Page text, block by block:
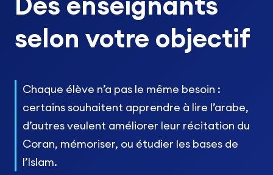
selon votre objectif
Chaque élève n’a pas le même besoin :
certains souhaitent apprendre à lire l’arabe,
d’autres veulent améliorer leur récitation du
Coran, mémoriser, ou étudier les bases de
l’Islam.